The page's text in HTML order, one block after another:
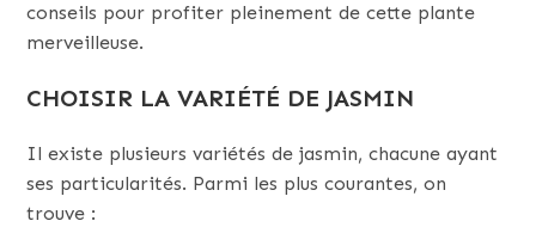
conseils pour profiter pleinement de cette plante
merveilleuse.
CHOISIR LA VARIÉTÉ DE JASMIN
Il existe plusieurs variétés de jasmin, chacune ayant
ses particularités. Parmi les plus courantes, on
trouve :